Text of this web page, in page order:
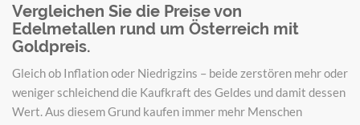
Vergleichen Sie die Preise von
Edelmetallen rund um Österreich mit
Goldpreis.
Gleich ob Inflation oder Niedrigzins – beide zerstören mehr oder
weniger schleichend die Kaufkraft des Geldes und damit dessen
Wert. Aus diesem Grund kaufen immer mehr Menschen